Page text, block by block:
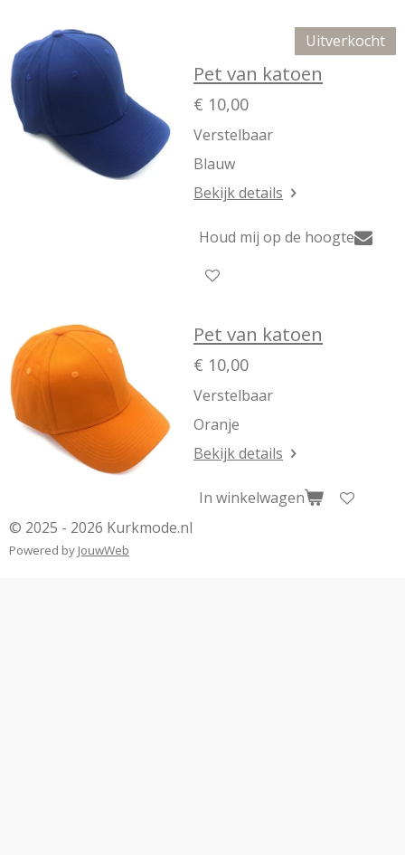
Uitverkocht
Pet van katoen
€ 10,00
Verstelbaar
Blauw
Bekijk details
Houd mij op de hoogte
Pet van katoen
€ 10,00
Verstelbaar
Oranje
Bekijk details
In winkelwagen
© 2025 - 2026 Kurkmode.nl
Powered by JouwWeb